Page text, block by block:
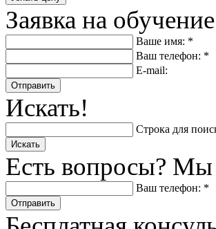
Заявка на обучение
Ваше имя: *
Ваш телефон: *
E-mail:
Отправить
Искать!
Строка для
Искать
Есть вопросы? Мы
Ваш телефон: *
Отправить